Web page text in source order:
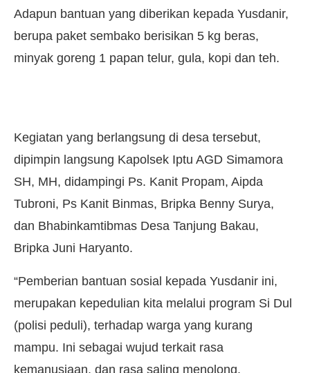
Adapun bantuan yang diberikan kepada Yusdanir,
berupa paket sembako berisikan 5 kg beras,
minyak goreng 1 papan telur, gula, kopi dan teh.
Kegiatan yang berlangsung di desa tersebut,
dipimpin langsung Kapolsek Iptu AGD Simamora
SH, MH, didampingi Ps. Kanit Propam, Aipda
Tubroni, Ps Kanit Binmas, Bripka Benny Surya,
dan Bhabinkamtibmas Desa Tanjung Bakau,
Bripka Juni Haryanto.
“Pemberian bantuan sosial kepada Yusdanir ini,
merupakan kepedulian kita melalui program Si Dul
(polisi peduli), terhadap warga yang kurang
mampu. Ini sebagai wujud terkait rasa
kemanusiaan, dan rasa saling menolong.